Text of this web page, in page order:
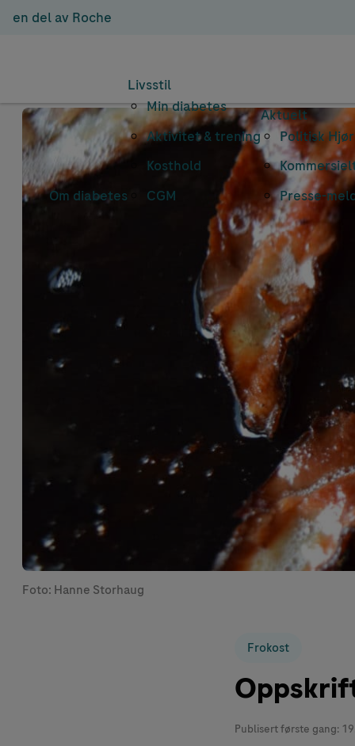
en del av Roche
Om diabetes
Livsstil
Min diabetes
Aktivitet & trening
Kosthold
CGM
Aktuelt
Politisk
Presse-
Foto: Hanne Storhaug
Frokost
Publisert første gang: